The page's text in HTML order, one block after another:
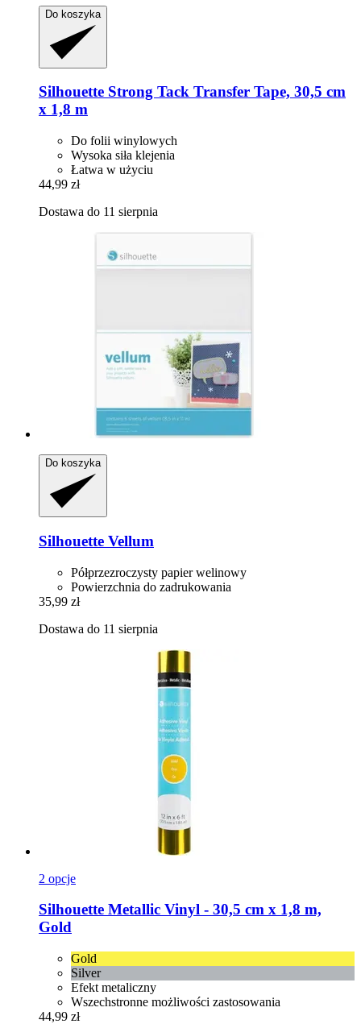
Do koszyka
Silhouette Strong Tack Transfer Tape, 30,5 cm
x 1,8 m
Do folii winylowych
Wysoka siła klejenia
Łatwa w użyciu
44,99 zł
Dostawa do 11 sierpnia
Do koszyka
Silhouette Vellum
Półprzezroczysty papier welinowy
Powierzchnia do zadrukowania
35,99 zł
Dostawa do 11 sierpnia
2 opcje
Silhouette Metallic Vinyl -​ 30,5 cm x 1,8 m,
Gold
Gold
Silver
Efekt metaliczny
Wszechstronne możliwości zastosowania
44,99 zł